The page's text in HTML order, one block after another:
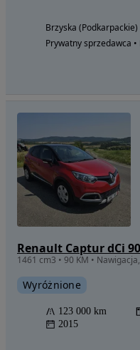
Brzyska (Podkarpackie)
Prywatny sprzedawca •
Renault Captur dCi
Wyróżnione
123 000 km
2015